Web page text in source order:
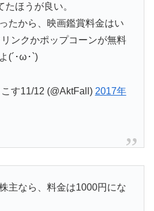
ほうが良い。
たから、映画鑑賞料金はい
ンクかポップコーンが無料
(´･ω･`)
す11/12 (@AktFall) 2017年
主なら、料金は1000円にな